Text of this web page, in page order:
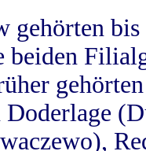
gehörten
beiden